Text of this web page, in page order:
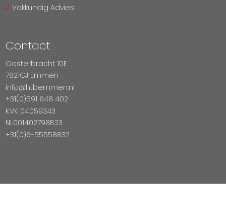
Vakkundig Advies
Contact
Oosterbracht 10E
7821CJ Emmen
info@htbemmen.nl
+31(0)591 648 402
KVK 04059343
NL001402798B23
+31(0)6-55558832